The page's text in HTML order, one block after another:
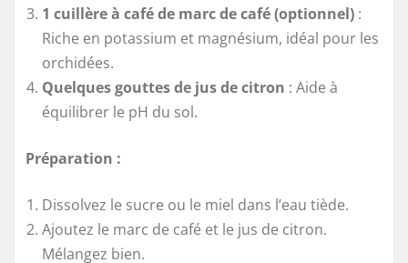
1 cuillère à café de marc de café (optionnel) :
Riche en potassium et magnésium, idéal pour les
orchidées.
Quelques gouttes de jus de citron : Aide à
équilibrer le pH du sol.
Préparation :
Dissolvez le sucre ou le miel dans l’eau tiède.
Ajoutez le marc de café et le jus de citron.
Mélangez bien.